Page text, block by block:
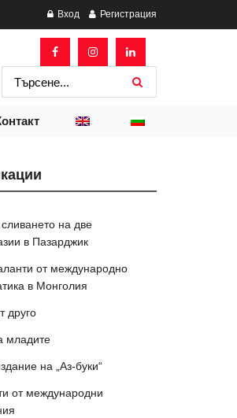
Вход Регистрация
на две
в Пазарджик
от международно
в Монголия
друго
младите
на „Аз-буки“
от международни